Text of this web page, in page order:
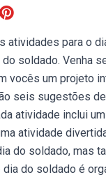
atividades para o
do soldado. Venha
vocês um projeto
seis sugestões
atividade inclui
atividade
do soldado, mas
dia do soldado é